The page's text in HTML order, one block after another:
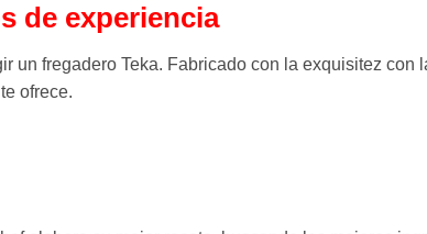
de experiencia
fregadero Teka. Fabricado con la exquisitez
ofrece.